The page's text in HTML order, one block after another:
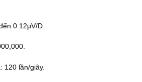
0.12μV/D.
120 lần/giây.